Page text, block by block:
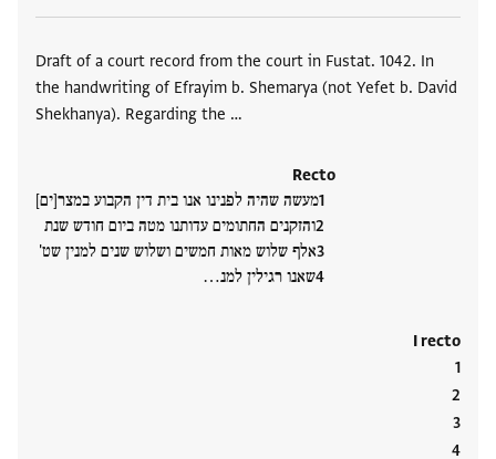
Draft of a court record from the court in Fustat. 1042. In
the handwriting of Efrayim b. Shemarya (not Yefet b. David
Shekhanya). Regarding the …
Recto
מעשה שהיה לפנינו אנו בית דין הקבוע במצר[ים]
והזקנים החתומים עדותנו מטה ביום חודש שנת
אלף שלוש מאות חמשים ושלוש שנים למנין שט'
שאנו רגילין למנ‮…
I recto